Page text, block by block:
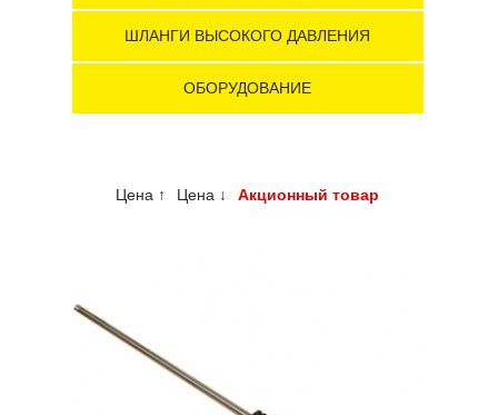
ШЛАНГИ ВЫСОКОГО ДАВЛЕНИЯ
ОБОРУДОВАНИЕ
Цена ↑ Цена ↓ Акционный товар